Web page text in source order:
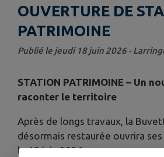
OUVERTURE DE
PATRIMOINE
Publié le jeudi 18 juin 2026 -
STATION PATRIMOINE – Un
raconter le territoire
Après de longs travaux, la
désormais restaurée ouvrira
le 19 juin 2026.